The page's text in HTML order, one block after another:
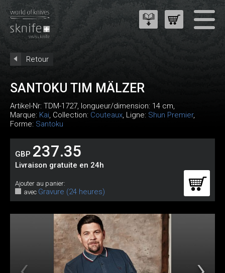
Retour
SANTOKU TIM MÄLZER
Artikel-Nr: TDM-1727, longueur/dimension: 14 cm,
Marque: Kai, Collection: Couteaux, Ligne: Shun Premier,
Forme: Santoku
GBP 237.35
Livraison gratuite en 24h
Ajouter au panier:
avec Gravure (24 heures)